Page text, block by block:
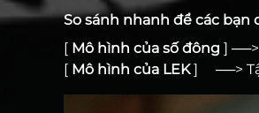
So sánh nhanh để các bạn
[ Mô hình của số đông ]
[ Mô hình của LEK] ──>